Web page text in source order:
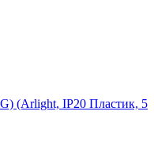
(Arlight, IP20 Пластик, 5